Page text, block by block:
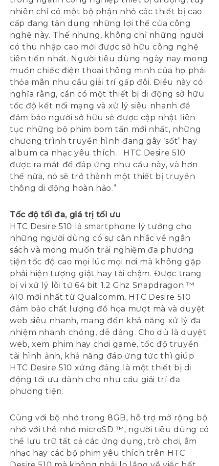
nhiên chỉ có một bộ phận nhỏ các thiết bị cao
cấp đang tận dụng những lợi thế của công
nghệ này. Thế nhưng, không chỉ những người
có thu nhập cao mới được sở hữu công nghệ
tiên tiến nhất. Người tiêu dùng ngày nay mong
muốn chiếc điện thoại thông minh của họ phải
thỏa mãn nhu cầu giải trí gấp đôi. Điều này có
nghĩa rằng, cần có một thiết bị di động sở hữu
tốc độ kết nối mạng và xử lý siêu nhanh để
đảm bảo người sở hữu sẽ được cập nhật liên
tục những bộ phim bom tấn mới nhất, những
chương trình truyền hình đang gây ‘sốt’ hay
album ca nhạc yêu thích… HTC Desire 510
được ra mắt để đáp ứng nhu cầu này, và hơn
thế nữa, nó sẽ trở thành một thiết bị truyền
thông di động hoàn hảo.”
Tốc độ tối đa, giá trị tối ưu
HTC Desire 510 là smartphone lý tưởng cho
những người dùng có sự cân nhắc về ngân
sách và mong muốn trải nghiệm đa phương
tiện tốc độ cao mọi lúc mọi nơi mà không gặp
phải hiện tượng giật hay tải chậm. Được trang
bị vi xử lý lõi tứ 64 bit 1.2 Ghz Snapdragon ™
410 mới nhất từ Qualcomm, HTC Desire 510
đảm bảo chất lượng đồ họa mượt mà và duyệt
web siêu nhanh, mang đến khả năng xử lý đa
nhiệm nhanh chóng, dễ dàng. Cho dù là duyệt
web, xem phim hay chơi game, tốc độ truyền
tải hình ảnh, khả năng đáp ứng tức thì giúp
HTC Desire 510 xứng đáng là một thiết bị di
động tối ưu dành cho nhu cầu giải trí đa
phương tiện.
Cùng với bộ nhớ trong 8GB, hỗ trợ mở rộng bộ
nhớ với thẻ nhớ microSD ™, người tiêu dùng có
thể lưu trữ tất cả các ứng dụng, trò chơi, âm
nhạc hay các bộ phim yêu thích trên HTC